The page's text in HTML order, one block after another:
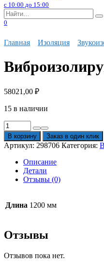
с 10:00 до 15:00
Search
for:
0
Главная Изоляция
58021,00 ₽
15 в наличии
Количество
товара
Виброизолирующий
эластомер
Sylomer
коричневый
мм
В корзину Заказ в один клик
Артикул: 298706 Категория:
Описание
Детали
Отзывы (0)
Длина 1200 мм
Отзывы
Отзывов пока нет.